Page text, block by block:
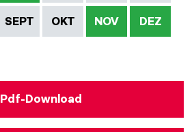
SEPT OKT NOV DEZ
Pdf-Download